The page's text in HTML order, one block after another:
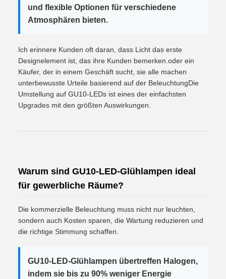
und flexible Optionen für verschiedene
Atmosphären bieten.
Ich erinnere Kunden oft daran, dass Licht das erste
Designelement ist, das ihre Kunden bemerken.oder ein
Käufer, der in einem Geschäft sucht, sie alle machen
unterbewusste Urteile basierend auf der BeleuchtungDie
Umstellung auf GU10-LEDs ist eines der einfachsten
Upgrades mit den größten Auswirkungen.
Warum sind GU10-LED-Glühlampen ideal
für gewerbliche Räume?
Die kommerzielle Beleuchtung muss nicht nur leuchten,
sondern auch Kosten sparen, die Wartung reduzieren und
die richtige Stimmung schaffen.
GU10-LED-Glühlampen übertreffen Halogen,
indem sie bis zu 90% weniger Energie